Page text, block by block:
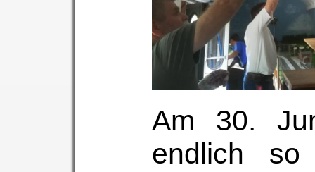
Am 30.
endlich